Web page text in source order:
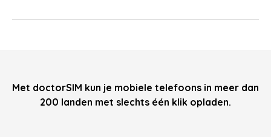
Met doctorSIM kun je mobiele telefoons in meer dan
200 landen met slechts één klik opladen.